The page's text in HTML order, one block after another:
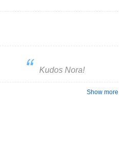
Kudos Nora!
Show more